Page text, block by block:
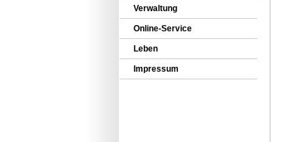
Verwaltung
Online-Service
Leben
Impressum